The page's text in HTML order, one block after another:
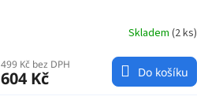
Skladem (2 ks)
499 Kč bez DPH
604 Kč Do košíku